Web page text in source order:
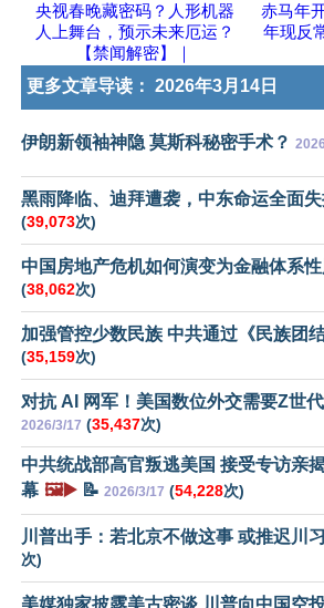
央视春晚藏密码？人形机器
人上舞台，预示未来厄运？
【禁闻解密】｜
赤马年
年现反
更多文章导读： 2026年3月14日
伊朗新领袖神隐 莫斯科秘密手术？
黑雨降临、迪拜遭袭，中东命运全面失
(39,073次)
中国房地产危机如何演变为金融体系性
(38,062次)
加强管控少数民族 中共通过《民族团
(35,159次)
对抗 AI 网军！美国数位外交需要Z世
2026/3/17 (35,437次)
中共统战部高官叛逃美国 接受专访亲
幕 🖼️▶️ 📝 2026/3/17 (54,228次)
川普出手：若北京不做这事 或推迟川
次)
美媒独家披露美古密谈 川普向中国空